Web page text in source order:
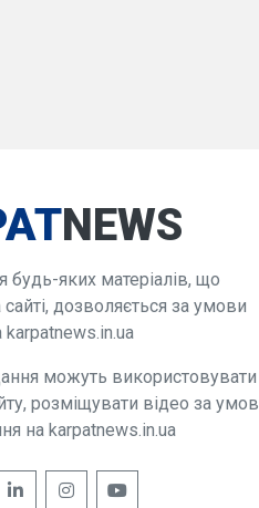
NEWS
будь-яких матеріалів, що
дозволяється за умови
karpatnews.in.ua
можуть використовувати
розміщувати відео за
на karpatnews.in.ua